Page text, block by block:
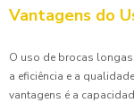
Vantagens do
O uso de brocas
a eficiência e a
vantagens é a